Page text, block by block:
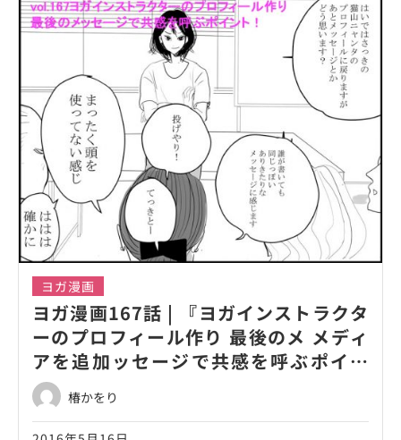
ヨガ漫画
ヨガ漫画167話 | 『ヨガインストラクタ
ーのプロフィール作り 最後のメ メディ
アを追加ッセージで共感を呼ぶポイン
ト！』椿かをり